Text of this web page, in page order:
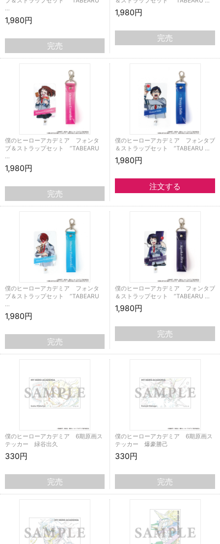
…
1,980円
完売
1,980円
完売
僕のヒーローアカデミア フォンタ
ブ＆ストラップセット ”TABEARU
…
1,980円
完売
僕のヒーローアカデミア フォンタブ
＆ストラップセット ”TABEARU …
1,980円
僕のヒーローアカデミア フォンタ
ブ＆ストラップセット ”TABEARU
…
1,980円
完売
僕のヒーローアカデミア フォンタブ
＆ストラップセット ”TABEARU …
1,980円
完売
僕のヒーローアカデミア 6期原画ス
テッカー 緑谷出久
330円
完売
僕のヒーローアカデミア 6期原画ス
テッカー 爆豪勝己
330円
完売